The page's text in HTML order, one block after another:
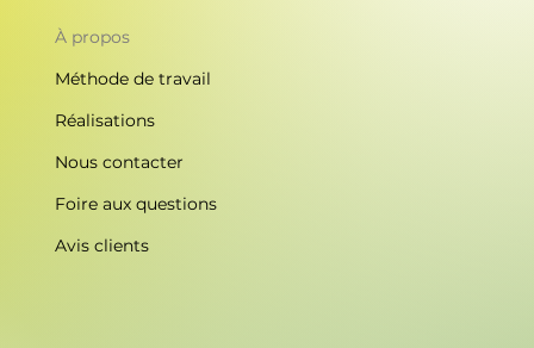
À propos
Méthode de travail
Réalisations
Nous contacter
Foire aux questions
Avis clients